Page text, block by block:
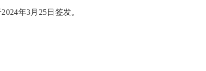
年3月25日签发。